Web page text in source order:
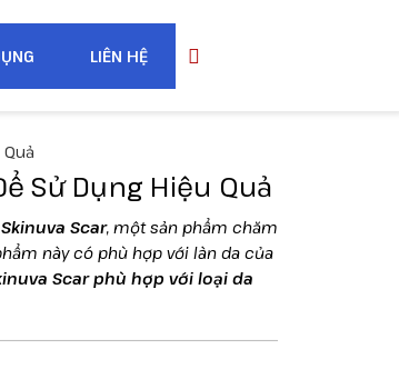
LIÊN HỆ
Sử Dụng Hiệu Quả
Skinuva Scar, một sản phẩm chăm
này có phù hợp với làn da của
Scar phù hợp với loại da